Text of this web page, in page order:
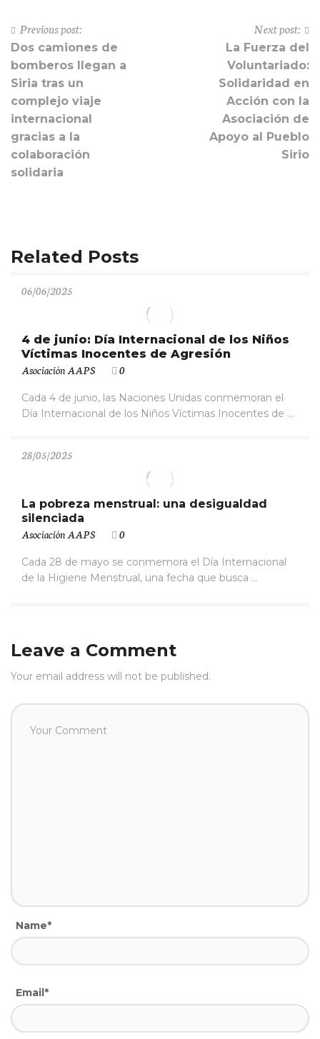
Previous post:
Dos camiones de
bomberos llegan a
Siria tras un
complejo viaje
internacional
gracias a la
colaboración
solidaria
Next post:
La Fuerza del
Voluntariado:
Solidaridad en
Acción con la
Asociación de
Apoyo al Pueblo
Sirio
Related Posts
06/06/2025
4 de junio: Día Internacional de los Niños
Víctimas Inocentes de Agresión
Asociación AAPS 0
Cada 4 de junio, las Naciones Unidas conmemoran el
Día Internacional de los Niños Víctimas Inocentes de ...
28/05/2025
La pobreza menstrual: una desigualdad
silenciada
Asociación AAPS 0
Cada 28 de mayo se conmemora el Día Internacional
de la Higiene Menstrual, una fecha que busca ...
Leave a Comment
Your email address will not be published.
Name*
Email*